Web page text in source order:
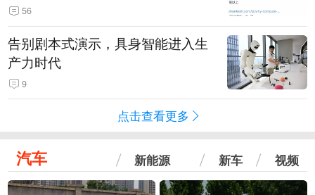
56
告别剧本式演示，具身智能进入生
产力时代
9
点击查看更多
汽车 新能源 新车 视频